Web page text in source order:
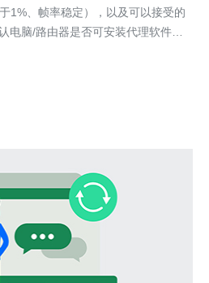
1%、帧率稳定），以及可以接受的
电脑/路由器是否可安装代理软件、